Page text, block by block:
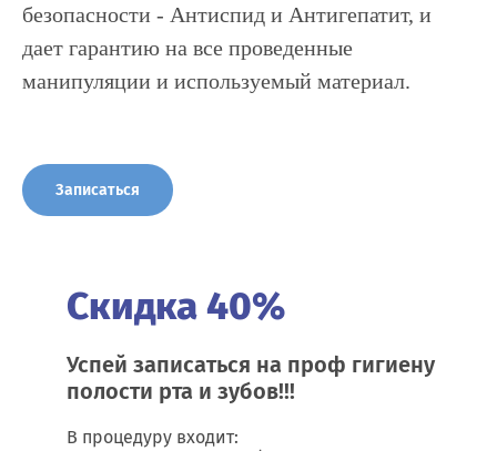
безопасности - Антиспид и Антигепатит, и
дает гарантию на все проведенные
манипуляции и используемый материал.
Записаться
Скидка 40%
Успей записаться на проф гигиену
полости рта и зубов!!!
В процедуру входит: